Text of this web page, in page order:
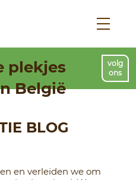
BLOG
en verleiden we om
plekjes
België
volg
ons